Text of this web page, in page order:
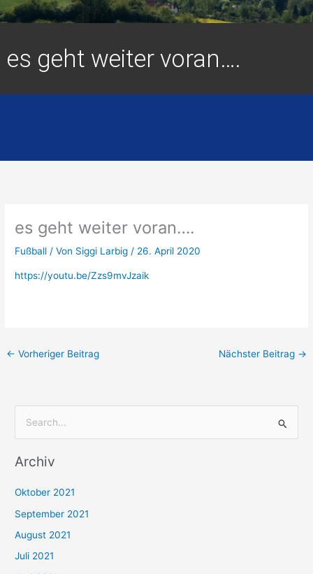
es geht weiter voran….
es geht weiter voran….
Fußball / Von Siggi Larbig/ 26. April 2020
https://youtu.be/Zzs9mvJzaik
← Vorheriger Beitrag Nächster Beitrag →
c
n
n
a
Archiv
Oktober 2021
September 2021
August 2021
Juli 2021